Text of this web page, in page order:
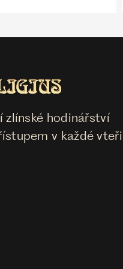
zlínské hodinářství
v každé